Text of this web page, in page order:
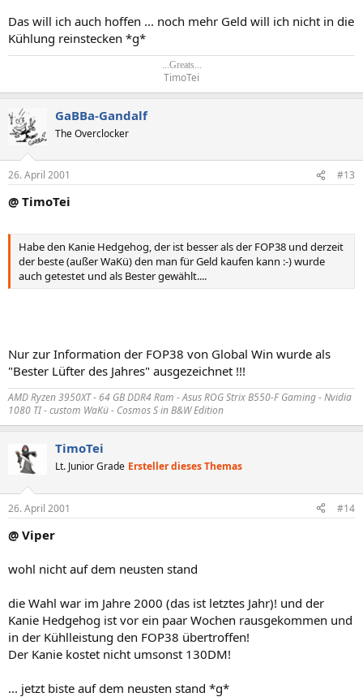
Das will ich auch hoffen ... noch mehr Geld will ich nicht in die
Kühlung reinstecken *g*
...Greats...
TimoTei​
GaBBa-Gandalf
The Overclocker
26. April 2001 #13
@ TimoTei
Habe den Kanie Hedgehog, der ist besser als der FOP38 und derzeit
der beste (außer WaKü) den man für Geld kaufen kann :-) wurde
auch getestet und als Bester gewählt....
Nur zur Information der FOP38 von Global Win wurde als
"Bester Lüfter des Jahres" ausgezeichnet !!!
AMD Ryzen 3950XT - 64 GB DDR4 Ram - Asus ROG Strix B550-F Gaming - Nvidia
1080 TI - custom WaKü - Cosmos S in B&W Edition
TimoTei
Lt. Junior Grade Ersteller dieses Themas
26. April 2001 #14
@ Viper
wohl nicht auf dem neusten stand
die Wahl war im Jahre 2000 (das ist letztes Jahr)! und der
Kanie Hedgehog ist vor ein paar Wochen rausgekommen und
in der Kühlleistung den FOP38 übertroffen!
Der Kanie kostet nicht umsonst 130DM!
... jetzt biste auf dem neusten stand *g*